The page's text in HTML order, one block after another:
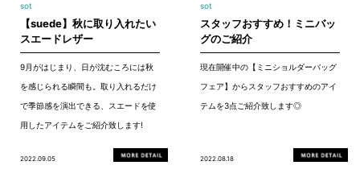
sot
【suede】秋に取り入れたい
スエードレザー
9月がはじまり、日が沈むころには秋
を感じられる瞬間も。取り入れるだけ
で季節感を演出できる、スエードを使
用したアイテムをご紹介致します!
2022.09.05
sot
スタッフおすすめ！ミニバッ
グのご紹介
現在開催中の【ミニショルダーバッグ
フェア】からスタッフおすすめのアイ
テムを3点ご紹介致します◎
2022.08.18